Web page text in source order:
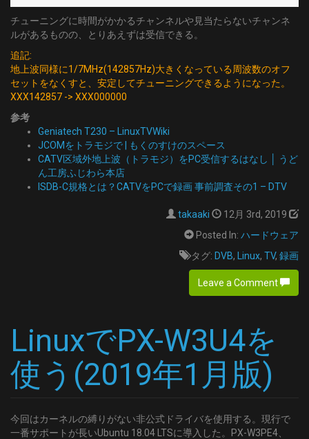
	DELIVERY_SYSTEM = DVBC/ANNEX_A
	FREQUENCY = 527000000
	MODULATION = QAM/AUTO
[23]
	DELIVERY_SYSTEM = DVBC/ANNEX_A
	SYMBOL_RATE = 5274000
	MODULATION = QAM/AUTO
[24]
	DELIVERY_SYSTEM = DVBC/ANNEX_A
	DELIVERY_SYSTEM = DVBC/ANNEX_A
	FREQUENCY = 551000000
	SYMBOL_RATE = 5274000
	MODULATION = QAM/AUTO
	DELIVERY_SYSTEM = DVBC/ANNEX_A
	FREQUENCY = 557000000
  channel: '18'
  channel: '19'
- name: 'CATV:29'
  type: SKY
  channel: '30'
- name: 'CATV:31'
  type: SKY
  channel: '34'
- name: 'CATV:35'
  type: SKY
- name: 'CATV:38'
チューニングに時間がかかるチャンネルや見当たらないチャンネ
ルがあるものの、とりあえずは受信できる。
追記:
地上波同様に1/7MHz(142857Hz)大きくなっている周波数のオフ
セットをなくすと、安定してチューニングできるようになった。
XXX142857 -> XXX000000
参考
Geniatech T230 – LinuxTVWiki
JCOMをトラモジで | もくのすけのスペース
CATV区域外地上波（トラモジ）をPC受信するはなし │ うど
ん工房ふじわら本店
ISDB-C規格とは？CATVをPCで録画 事前調査その1 – DTV
takaaki
12月 3rd, 2019
Posted In: ハードウェア
タグ: DVB, Linux, TV, 録画
Leave a Comment
LinuxでPX-W3U4を
使う(2019年1月版)
今回はカーネルの縛りがない非公式ドライバを使用する。現行で
一番サポートが長いUbuntu 18.04 LTSに導入した。PX-W3PE4、